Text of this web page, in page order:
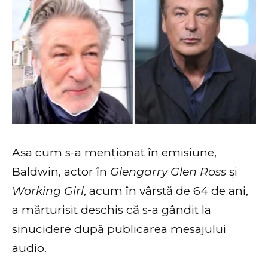
Așa cum s-a menționat în emisiune,
Baldwin, actor în Glengarry Glen Ross și
Working Girl, acum în vârstă de 64 de ani,
a mărturisit deschis că s-a gândit la
sinucidere după publicarea mesajului
audio.